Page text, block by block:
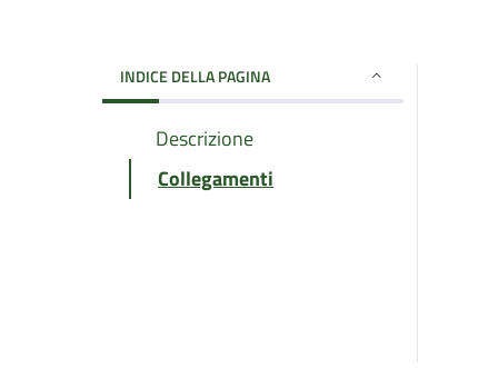
INDICE DELLA PAGINA
Descrizione
Collegamenti